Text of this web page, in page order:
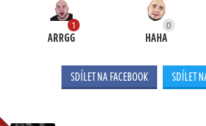
1
ARRGG
0
HAHA
SDÍLET NA FACEBOOK SDÍLET